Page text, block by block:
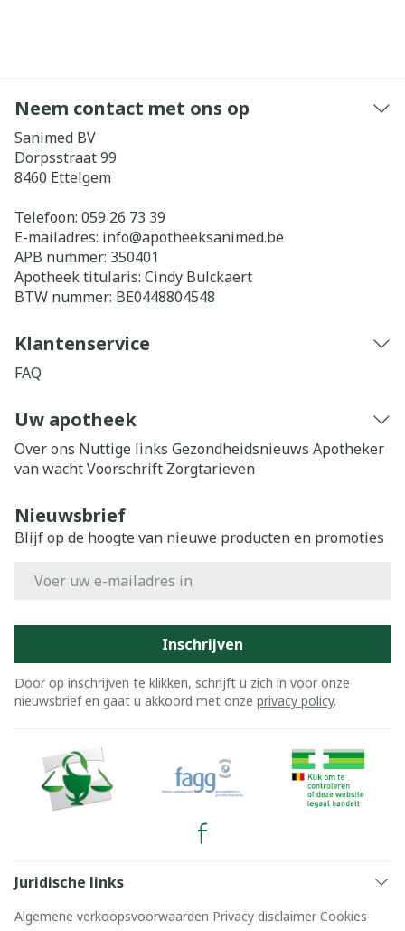
Neem contact met ons op
Sanimed BV
Dorpsstraat 99
8460 Ettelgem
Telefoon: 059 26 73 39
E-mailadres: info@apotheeksanimed.be
APB nummer: 350401
Apotheek titularis: Cindy Bulckaert
BTW nummer: BE0448804548
Klantenservice
FAQ
Uw apotheek
Over ons Nuttige links Gezondheidsnieuws Apotheker
van wachtVoorschrift Zorgtarieven
Nieuwsbrief
Blijf op de hoogte van nieuwe producten en promoties
Inschrijven
Door op inschrijven te klikken, schrijft u zich in voor onze
nieuwsbrief en gaat u akkoord met onze privacy policy.
Juridische links
Algemene verkoopsvoorwaarden Privacy disclaimer Cookies